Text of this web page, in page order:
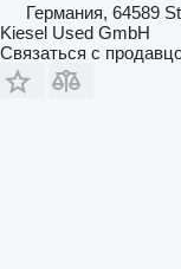
Германия, 64589
Kiesel Used GmbH
Связаться с